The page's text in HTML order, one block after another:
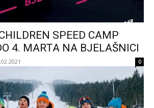
SPEED CAMP
4. MARTA NA BJELAŠNICI
0